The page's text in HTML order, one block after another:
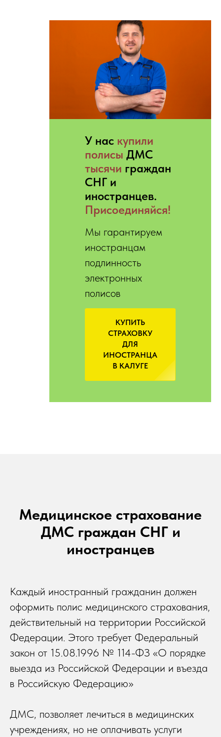
У нас купили
полисы ДМС
тысячи граждан
СНГ и
иностранцев.
Присоединяйся!
Мы гарантируем
иностранцам
подлинность
электронных
полисов
КУПИТЬ
СТРАХОВКУ
ДЛЯ
ИНОСТРАНЦА
В КАЛУГЕ
Медицинское страхование
ДМС граждан СНГ и
иностранцев
Каждый иностранный гражданин должен
оформить полис медицинского страхования,
действительный на территории Российской
Федерации. Этого требует Федеральный
закон от 15.08.1996 № 114-ФЗ «О порядке
выезда из Российской Федерации и въезда
в Российскую Федерацию»
ДМС, позволяет лечиться в медицинских
учреждениях, но не оплачивать услуги